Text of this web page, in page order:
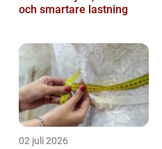
och smartare lastning
02 juli 2026